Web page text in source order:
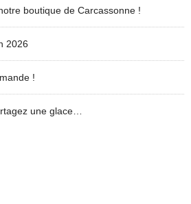
boutique de Carcassonne !
2026
!
une glace…